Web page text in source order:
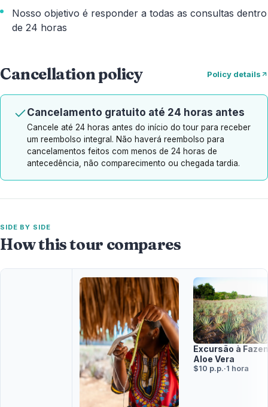
Nosso objetivo é responder a todas as consultas dentro
de 24 horas
Cancellation policy Policy details
Cancelamento gratuito até 24 horas antes
Cancele até 24 horas antes do início do tour para receber
um reembolso integral. Não haverá reembolso para
cancelamentos feitos com menos de 24 horas de
antecedência, não comparecimento ou chegada tardia.
SIDE BY SIDE
How this tour compares
Excursão à
Aloe Vera
$10 p.p.·1 hora